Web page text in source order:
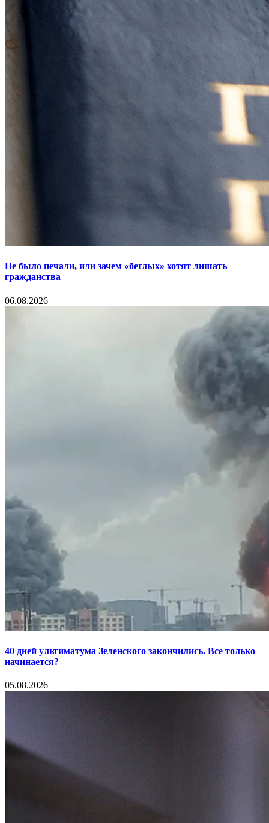
Не было печали, или зачем «беглых» хотят лишать
гражданства
06.08.2026
40 дней ультиматума Зеленского закончились. Все только
начинается?
05.08.2026